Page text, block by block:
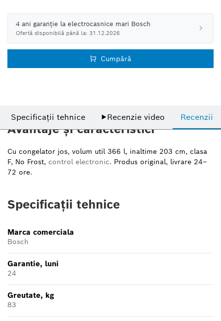
4 ani garanție la electrocasnice mari Bosch
Ofertă disponibilă până la: 31.12.2026
Cumpără
Specificații tehnice ▶Recenzie video Recenzii
Avantaje și caracteristici
Cu congelator jos, volum util 366 l, inaltime 203 cm, clasa
F, No Frost, control electronic. Produs original, livrare 24–
72 ore.
Specificații tehnice
Marca comerciala
Bosch
Garantie, luni
24
Greutate, kg
83